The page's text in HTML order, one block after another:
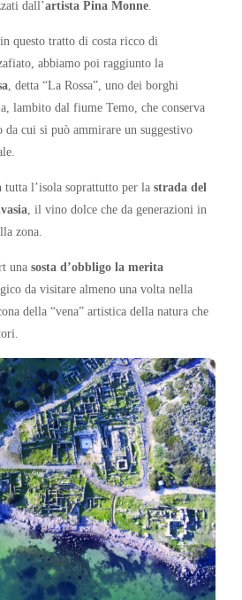
dall’artista Pina Monne.
questo tratto di costa ricco di
abbiamo poi raggiunto la
, detta “La Rossa”, uno dei borghi
lambito dal fiume Temo, che conserva
da cui si può ammirare un suggestivo
tutta l’isola soprattutto per la strada del
, il vino dolce che da generazioni in
zona.
una sosta d’obbligo la merita
da visitare almeno una volta nella
della “vena” artistica della natura che